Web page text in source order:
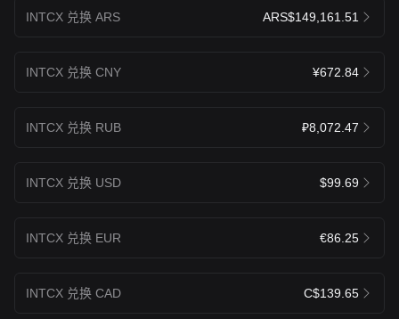
INTCX 兑换 ARS ARS$149,161.51
INTCX 兑换 CNY ¥672.84
INTCX 兑换 RUB ₽8,072.47
INTCX 兑换 USD $99.69
INTCX 兑换 EUR €86.25
INTCX 兑换 CAD C$139.65